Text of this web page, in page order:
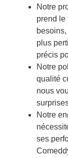
Notre
prend le
plus
précis
Notre
qualité
nous
Notre
ses